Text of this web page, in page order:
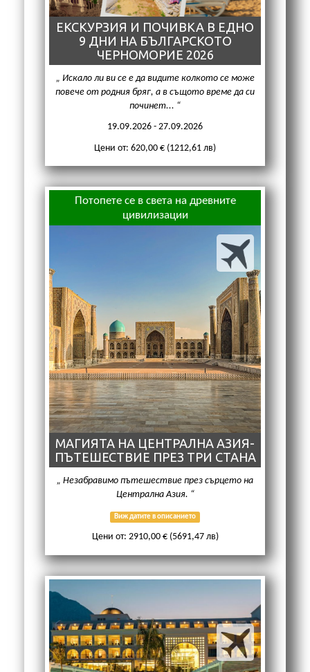
ЕКСКУРЗИЯ И ПОЧИВКА В ЕДНО
9 ДНИ НА БЪЛГАРСКОТО
ЧЕРНОМОРИЕ 2026
Искало ли ви се е да видите колкото се може
повече от родния бряг, а в същото време да си
починет...
19.09.2026 - 27.09.2026
Цени от: 620,00 € (1212,61 лв)
Потопете се в света на древните
цивилизации
МАГИЯТА НА ЦЕНТРАЛНА АЗИЯ-
ПЪТЕШЕСТВИЕ ПРЕЗ ТРИ СТАНА
Незабравимо пътешествие през сърцето на
Централна Азия.
Виж датите в описанието
Цени от: 2910,00 € (5691,47 лв)